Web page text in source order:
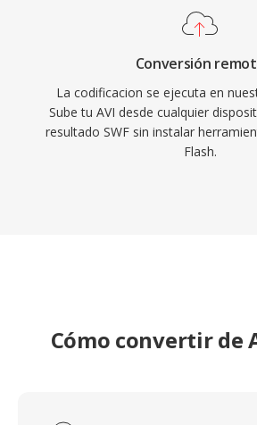
SWF siguen siendo históricamente
significativos y se preservan a
proyectos de código abierto
permiten el acceso continuado a
contenido web.
Conversión
La codificacion se ejecuta en
Sube tu AVI desde cualquier
resultado SWF sin instalar
Flash.
Cómo convertir de